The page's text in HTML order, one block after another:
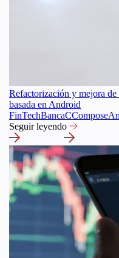
Refactorización y mejora
basada en Android
FinTechBancaCCompose
Seguir leyendo